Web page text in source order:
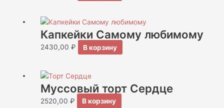
Капкейки Самому любимому
2430,00₽ В корзину
Муссовый торт Сердце
2520,00₽ В корзину